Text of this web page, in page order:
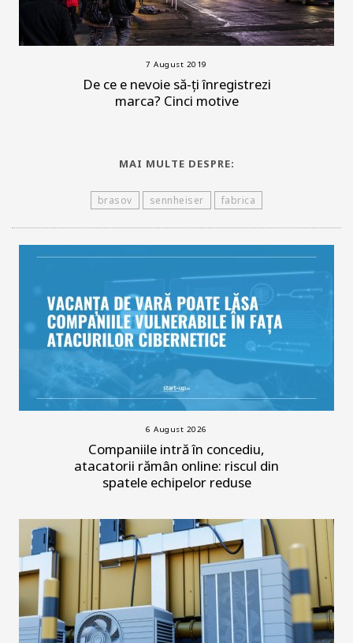
7 August 2019
De ce e nevoie să-ți înregistrezi
marca? Cinci motive
MAI MULTE DESPRE:
brasov sennheiser fabrica
6 August 2026
Companiile intră în concediu,
atacatorii rămân online: riscul din
spatele echipelor reduse